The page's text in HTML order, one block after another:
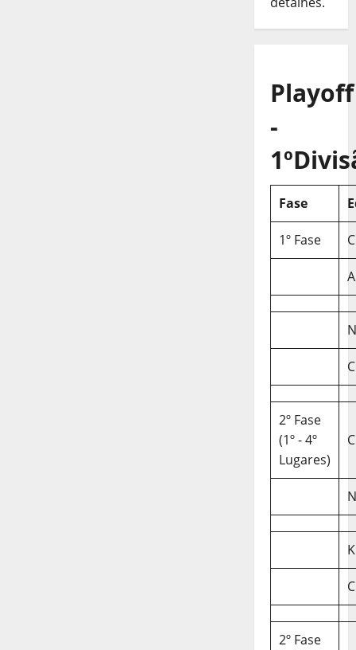
Playoff
-
Fase
1º Fase
2º Fase
(1º - 4º
Lugares)
2º Fase